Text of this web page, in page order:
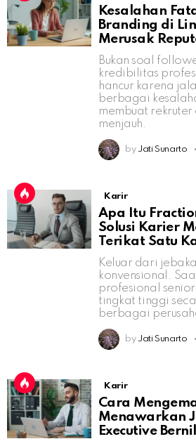
Kesalahan
Branding di
Merusak
Bukan soal
kredibilitas
hancur karena
berbagai
membuat rekruter
menjauh.
by Jati Sunarto
Karir
Apa Itu
Solusi Karier
Terikat Satu
Keluar dari
konvensional.
profesional
tingkat tinggi
berbagai
by Jati Sunarto
Karir
Cara
Menawarkan
Executive